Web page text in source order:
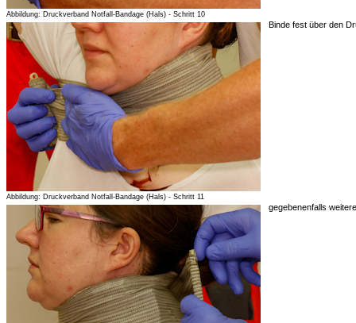
Abbildung: Druckverband Notfall-Bandage (Hals) - Schritt 10
Abbildung: Druckverband Notfall-Bandage (Hals) - Schritt 11
Binde fest über den
gegebenenfalls